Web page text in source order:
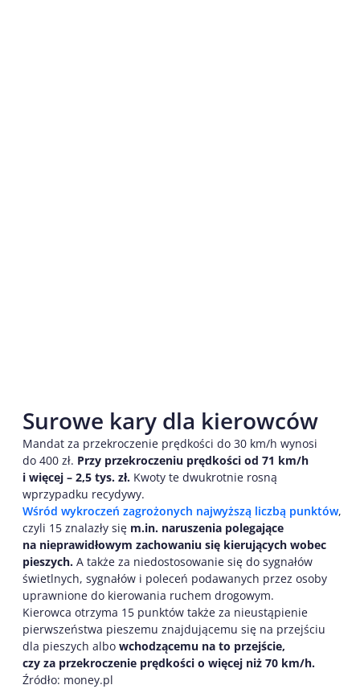
Surowe kary dla kierowców
Mandat za przekroczenie prędkości do 30 km/h wynosi
do 400 zł. Przy przekroczeniu prędkości od 71 km/h
i więcej – 2,5 tys. zł. Kwoty te dwukrotnie rosną
wprzypadku recydywy.
Wśród wykroczeń zagrożonych najwyższą liczbą punktów,
czyli 15 znalazły się m.in. naruszenia polegające
na nieprawidłowym zachowaniu się kierujących wobec
pieszych. A także za niedostosowanie się do sygnałów
świetlnych, sygnałów i poleceń podawanych przez osoby
uprawnione do kierowania ruchem drogowym.
Kierowca otrzyma 15 punktów także za nieustąpienie
pierwszeństwa pieszemu znajdującemu się na przejściu
dla pieszych albo wchodzącemu na to przejście,
czy za przekroczenie prędkości o więcej niż 70 km/h.
Źródło: money.pl